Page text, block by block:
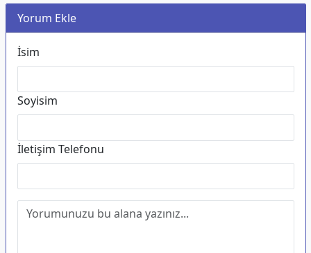
Yorum Ekle
İsim
Soyisim
İletişim Telefonu